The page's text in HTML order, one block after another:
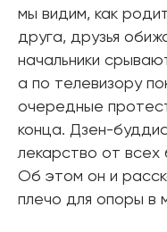
мы видим, как
друга, друзья
начальники
а по телевизору
очередные
конца. Дзен-
лекарство от всех
Об этом он и
плечо для опоры в